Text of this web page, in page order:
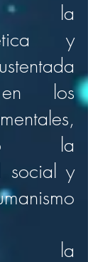
la
y
en los
la
social y
la